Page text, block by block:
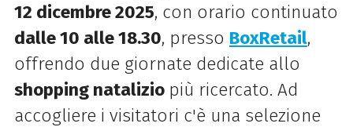
12 dicembre 2025, con orario continuato
dalle 10 alle 18.30, presso BoxRetail,
offrendo due giornate dedicate allo
shopping natalizio più ricercato. Ad
accogliere i visitatori c'è una selezione